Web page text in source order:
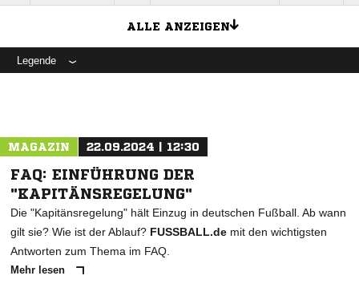
ALLE ANZEIGEN
Legende
MAGAZIN 22.09.2024 | 12:30
FAQ: EINFÜHRUNG DER
"KAPITÄNSREGELUNG"
Die "Kapitänsregelung" hält Einzug in deutschen Fußball. Ab wann
gilt sie? Wie ist der Ablauf? FUSSBALL.de mit den wichtigsten
Antworten zum Thema im FAQ.
Mehr lesen